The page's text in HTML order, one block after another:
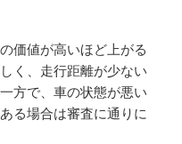
価値が高いほど上がる
く、走行距離が少ない
方で、車の状態が悪い
る場合は審査に通りに